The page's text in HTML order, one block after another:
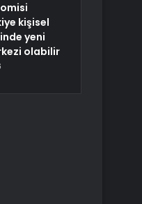
kişisel
yeni
olabilir